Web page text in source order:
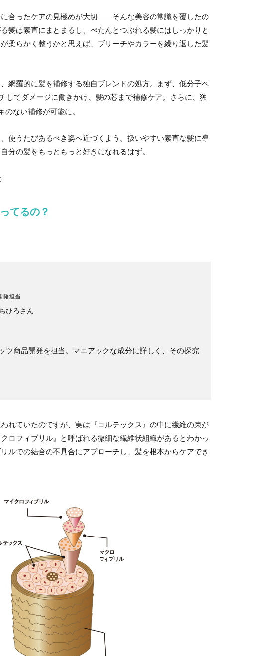
合ったケアの見極めが大切――そんな美容の常識を覆したの
髪は素直にまとまるし、ぺたんとつぶれる髪にはしっかりと
柔らかく整うかと思えば、ブリーチやカラーを繰り返した髪
網羅的に髪を補修する独自ブレンドの処方。まず、低分子ペ
してダメージに働きかけ、髪の芯まで補修ケア。さらに、独
のない補修が可能に。
使うたびあるべき姿へ近づくよう。扱いやすい素直な髪に導
分の髪をもっともっと好きになれるはず。
てるの？
発担当
ひろさん
ツ商品開発を担当。マニアックな成分に詳しく、その探究
われていたのですが、実は『コルテックス』の中に繊維の束が
ロフィブリル』と呼ばれる微細な繊維状組織があるとわかっ
ルでの結合の不具合にアプローチし、髪を根本からケアでき